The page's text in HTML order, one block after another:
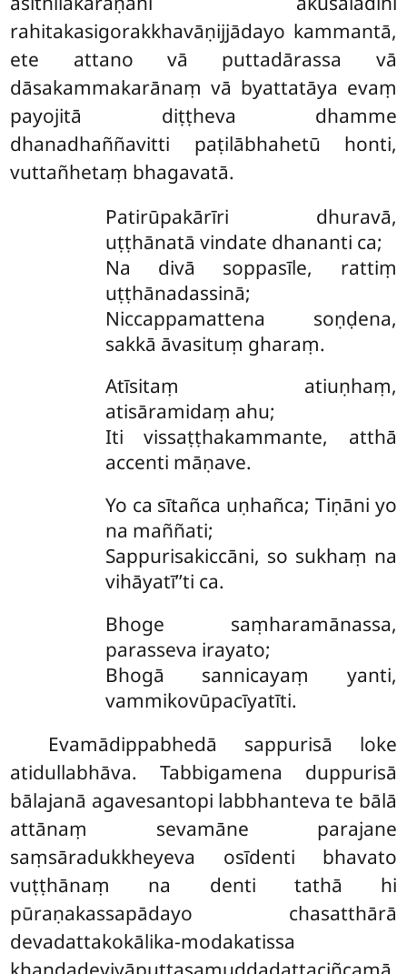
rahitakasigorakkhavāṇijjādayo kammantā,
ete attano vā puttadārassa vā
dāsakammakarānaṃ vā byattatāya evaṃ
payojitā diṭṭheva dhamme
dhanadhaññavitti paṭilābhahetū honti,
vuttañhetaṃ bhagavatā.
Patirūpakārīri dhuravā,
uṭṭhānatā vindate dhananti ca;
Na divā soppasīle, rattiṃ
uṭṭhānadassinā;
Niccappamattena soṇḍena,
sakkā āvasituṃ gharaṃ.
Atīsitaṃ atiuṇhaṃ,
atisāramidaṃ ahu;
Iti vissaṭṭhakammante, atthā
accenti māṇave.
Yo ca sītañca uṇhañca; Tiṇāni yo
na maññati;
Sappurisakiccāni, so sukhaṃ na
vihāyatī’’ti ca.
Bhoge saṃharamānassa,
parasseva irayato;
Bhogā sannicayaṃ yanti,
vammikovūpacīyatīti.
Evamādippabhedā sappurisā loke
atidullabhāva. Tabbigamena duppurisā
bālajanā agavesantopi labbhanteva te bālā
attānaṃ sevamāne parajane
saṃsāradukkheyeva osīdenti bhavato
vuṭṭhānaṃ na denti tathā hi
pūraṇakassapādayo chasatthārā
devadattakokālika-modakatissa